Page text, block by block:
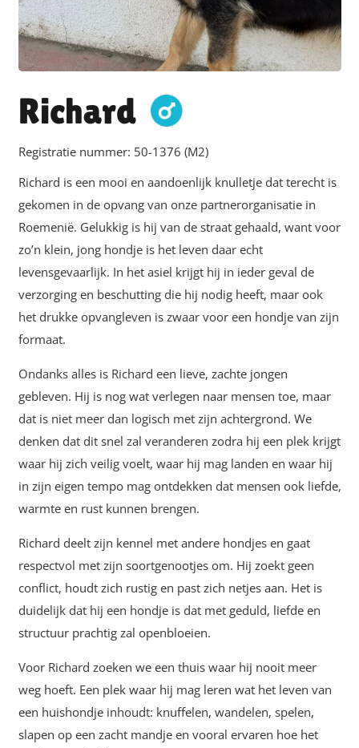
Richard
Registratie nummer: 50-1376 (M2)
Richard is een mooi en aandoenlijk knulletje dat terecht is
gekomen in de opvang van onze partnerorganisatie in
Roemenië. Gelukkig is hij van de straat gehaald, want voor
zo’n klein, jong hondje is het leven daar echt
levensgevaarlijk. In het asiel krijgt hij in ieder geval de
verzorging en beschutting die hij nodig heeft, maar ook
het drukke opvangleven is zwaar voor een hondje van zijn
formaat.
Ondanks alles is Richard een lieve, zachte jongen
gebleven. Hij is nog wat verlegen naar mensen toe, maar
dat is niet meer dan logisch met zijn achtergrond. We
denken dat dit snel zal veranderen zodra hij een plek krijgt
waar hij zich veilig voelt, waar hij mag landen en waar hij
in zijn eigen tempo mag ontdekken dat mensen ook liefde,
warmte en rust kunnen brengen.
Richard deelt zijn kennel met andere hondjes en gaat
respectvol met zijn soortgenootjes om. Hij zoekt geen
conflict, houdt zich rustig en past zich netjes aan. Het is
duidelijk dat hij een hondje is dat met geduld, liefde en
structuur prachtig zal openbloeien.
Voor Richard zoeken we een thuis waar hij nooit meer
weg hoeft. Een plek waar hij mag leren wat het leven van
een huishondje inhoudt: knuffelen, wandelen, spelen,
slapen op een zacht mandje en vooral ervaren hoe het